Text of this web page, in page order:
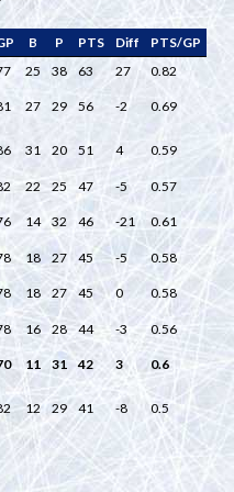
B P PTS Diff
PTS/GP
25 38 63 27
0.82
27 29 56 -2 0.69
31 20 51 4 0.59
22 25 47 -5
0.57
14 32 46 -21 0.61
18 27 45 -5
0.58
18 27 45 0 0.58
16 28 44 -3
0.56
11 31 42 3 0.6
12 29 41 -8 0.5